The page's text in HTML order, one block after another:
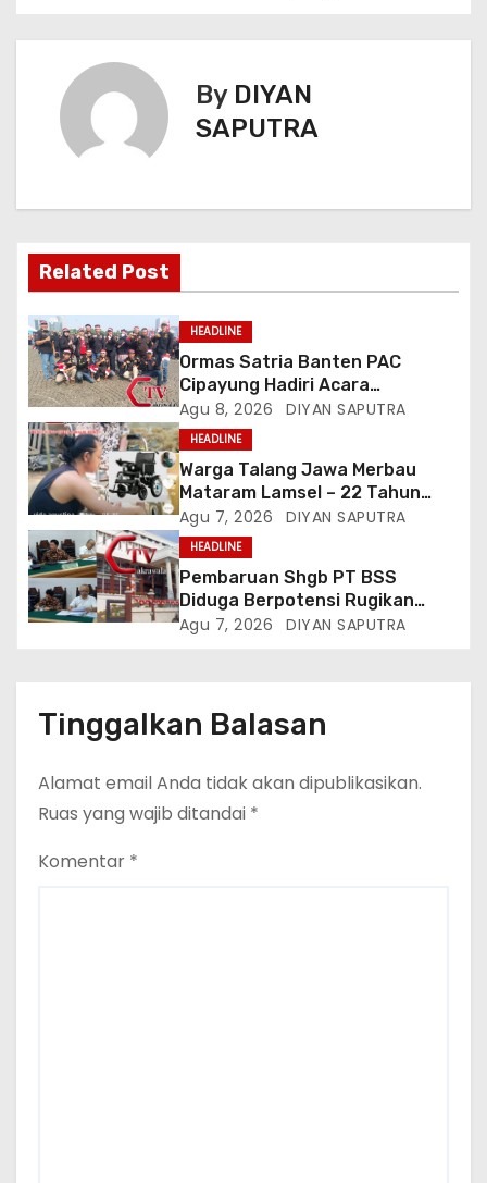
By DIYAN
SAPUTRA
Related Post
HEADLINE
Ormas Satria Banten PAC
Cipayung Hadiri Acara
Menjelang HUT Ke-81
Kemerdekaan RI Di Silang Monas
Agu 8, 2026 DIYAN SAPUTRA
HEADLINE
Warga Talang Jawa Merbau
Mataram Lamsel – 22 Tahun
Lumpuh Vina Agustina Viral Di
Tiktok Inginkan Kursi Roda
Listrik, Kepala Perwakilan
Provinsi Lampung Media
Cakrawala Tv Meminta Pemda
Lamsel Bertindak
Agu 7, 2026 DIYAN SAPUTRA
HEADLINE
Pembaruan Shgb PT BSS
Diduga Berpotensi Rugikan
Negara, Kementrian ATR/BPN Di
Agu 7, 2026 DIYAN SAPUTRA
Tinggalkan Balasan
Alamat email Anda tidak akan dipublikasikan.
Ruas yang wajib ditandai *
Komentar *